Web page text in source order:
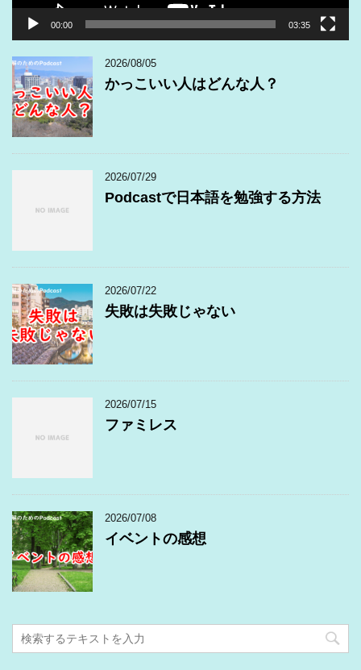
00:00 03:35
2026/08/05
かっこいい人はどんな人？
2026/07/29
Podcastで日本語を勉強する方法
2026/07/22
失敗は失敗じゃない
2026/07/15
ファミレス
2026/07/08
イベントの感想